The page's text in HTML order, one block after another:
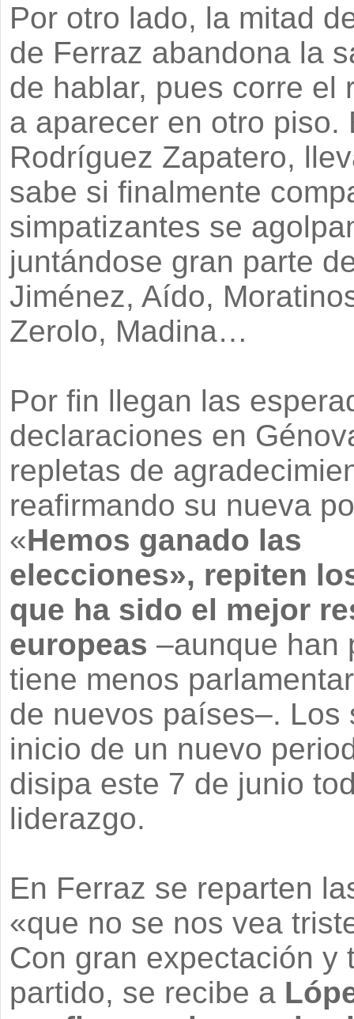
Por otro lado, la mitad
de Ferraz abandona la
de hablar, pues corre el
a aparecer en otro
Rodríguez Zapatero,
sabe si finalmente
simpatizantes se
juntándose gran parte
Jiménez, Aído,
Zerolo, Madina…
Por fin llegan las
declaraciones en
repletas de
reafirmando su nueva
«Hemos ganado las
elecciones», repiten
que ha sido el mejor
europeas –aunque han
tiene menos
de nuevos países–.
inicio de un nuevo
disipa este 7 de junio
liderazgo.
En Ferraz se reparten
«que no se nos vea
Con gran expectación y
partido, se recibe a